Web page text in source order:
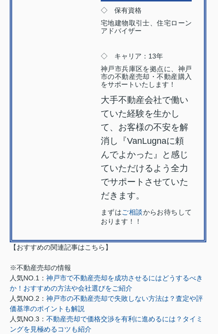
◇ 保有資格
宅地建物取引士、住宅ローン
アドバイザー
◇ キャリア：13年
神戸市兵庫区を拠点に、神戸
市の不動産売却・不動産購入
をサポートいたします！
大手不動産会社で働い
ていた経験を生かし
て、お客様の不安を解
消し『VanLugnaに頼
んでよかった』と感じ
ていただけるよう全力
でサポートさせていた
だきます。
まずはご相談からお待ちして
おります！！
【おすすめの関連記事はこちら】
※不動産売却の情報
人気NO.1： 神戸市で不動産売却を成功させるにはどうするべき
か！おすすめの方法や会社選びをご紹介
人気NO.2： 神戸市の不動産売却で失敗しない方法は？査定や評
価基準のポイントも解説
人気NO.3： 不動産売却で価格交渉を有利に進めるには？タイミ
ングを見極めるコツも紹介